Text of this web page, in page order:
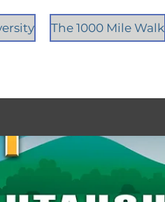
The 1000 Mile Walk